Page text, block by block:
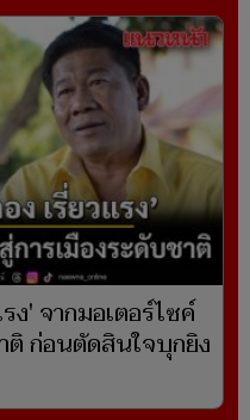
ง' จากมอเตอร์ไซค์
ติ ก่อนตัดสินใจบุกยิง